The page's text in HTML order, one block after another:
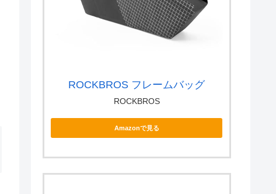
ROCKBROS フレームバッグ
ROCKBROS
Amazonで見る